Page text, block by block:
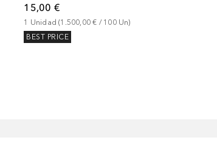
15,00 €
1 Unidad (1.500,00 € / 100 Un)
BEST PRICE